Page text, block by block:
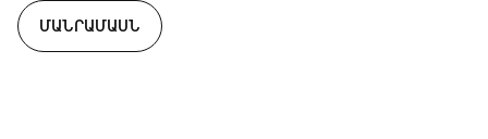
ՄԱՆՐԱՄԱՍՆ